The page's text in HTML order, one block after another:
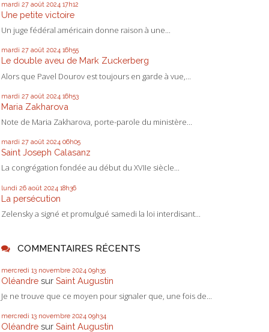
mardi 27 août 2024 17h12
Une petite victoire
Un juge fédéral américain donne raison à une...
mardi 27 août 2024 16h55
Le double aveu de Mark Zuckerberg
Alors que Pavel Dourov est toujours en garde à vue,...
mardi 27 août 2024 16h53
Maria Zakharova
Note de Maria Zakharova, porte-parole du ministère...
mardi 27 août 2024 06h05
Saint Joseph Calasanz
La congrégation fondée au début du XVIIe siècle...
lundi 26 août 2024 18h36
La persécution
Zelensky a signé et promulgué samedi la loi interdisant...
COMMENTAIRES RÉCENTS
mercredi 13 novembre 2024 09h35
Oléandre sur Saint Augustin
Je ne trouve que ce moyen pour signaler que, une fois de...
mercredi 13 novembre 2024 09h34
Oléandre sur Saint Augustin